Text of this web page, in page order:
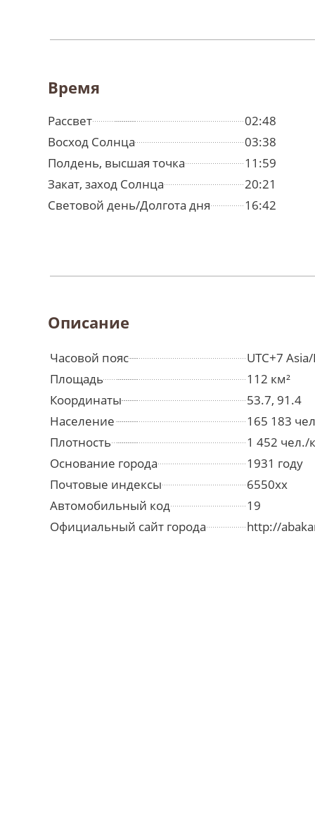
Время
Рассвет
02:48
Восход Солнца
03:38
Полдень, высшая точка
11:59
Закат, заход Солнца
20:21
Световой день/Долгота дня
16:42
Описание
Часовой пояс
UTC+7
Площадь
112 км²
Координаты
53.7, 91.4
Население
165 183
Плотность
1 452 чел./
Основание города
1931 году
Почтовые индексы
6550xx
Автомобильный код
19
Официальный сайт города
http://